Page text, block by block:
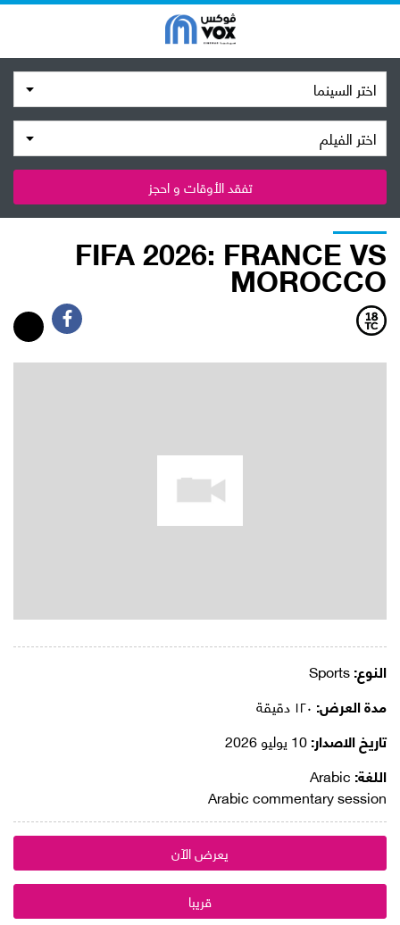
اختر السينما
اختر الفيلم
تفقد الأوقات و احجز
FIFA 2026: FRANCE VS
MOROCCO
النوع:
مدة العرض:
تاريخ الاصدار:
اللغة:
Arabic commentary session
يعرض الآن
قريبا